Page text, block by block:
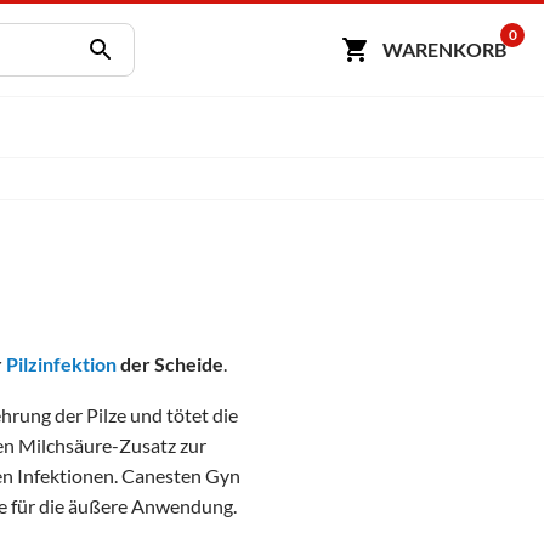
WARENKORB
0
Pilzinfektionder Scheide
der Pilze und tötet die
Milchsäure-Zusatz zur
Infektionen. Canesten Gyn
für die äußere Anwendung.